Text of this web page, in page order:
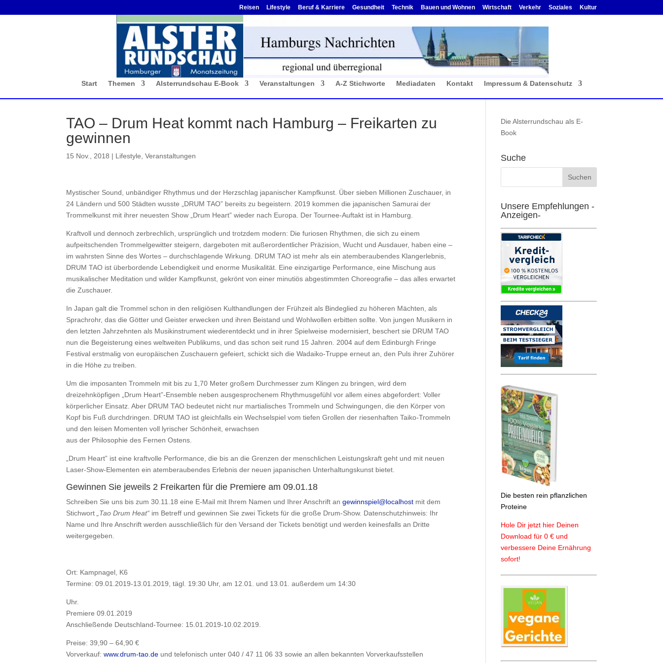
Reisen Lifestyle Beruf & Karriere Gesundheit Technik Bauen und Wohnen Wirtschaft Verkehr Soziales Kultur
Start Themen Alsterrundschau E-Book Veranstaltungen A-Z Stichworte Mediadaten Kontakt Impressum & Datenschutz
TAO – Drum Heat kommt nach Hamburg – Freikarten zu
gewinnen
15 Nov., 2018 | Lifestyle ,Veranstaltungen
Mystischer Sound, unbändiger Rhythmus und der Herzschlag japanischer Kampfkunst. Über sieben Millionen Zuschauer, in
24 Ländern und 500 Städten wusste „DRUM TAO” bereits zu begeistern. 2019 kommen die japanischen Samurai der
Trommelkunst mit ihrer neuesten Show „Drum Heart” wieder nach Europa. Der Tournee-Auftakt ist in Hamburg.
Kraftvoll und dennoch zerbrechlich, ursprünglich und trotzdem modern: Die furiosen Rhythmen, die sich zu einem
aufpeitschenden Trommelgewitter steigern, dargeboten mit außerordentlicher Präzision, Wucht und Ausdauer, haben eine –
im wahrsten Sinne des Wortes – durchschlagende Wirkung. DRUM TAO ist mehr als ein atemberaubendes Klangerlebnis,
DRUM TAO ist überbordende Lebendigkeit und enorme Musikalität. Eine einzigartige Performance, eine Mischung aus
musikalischer Meditation und wilder Kampfkunst, gekrönt von einer minutiös abgestimmten Choreografie – das alles erwartet
die Zuschauer.
In Japan galt die Trommel schon in den religiösen Kulthandlungen der Frühzeit als Bindeglied zu höheren Mächten, als
Sprachrohr, das die Götter und Geister erwecken und ihren Beistand und Wohlwollen erbitten sollte. Von jungen Musikern in
den letzten Jahrzehnten als Musikinstrument wiederentdeckt und in ihrer Spielweise modernisiert, beschert sie DRUM TAO
nun die Begeisterung eines weltweiten Publikums, und das schon seit rund 15 Jahren. 2004 auf dem Edinburgh Fringe
Festival erstmalig von europäischen Zuschauern gefeiert, schickt sich die Wadaiko-Truppe erneut an, den Puls ihrer Zuhörer
in die Höhe zu treiben.
Um die imposanten Trommeln mit bis zu 1,70 Meter großem Durchmesser zum Klingen zu bringen, wird dem
dreizehnköpfigen „Drum Heart”-Ensemble neben ausgesprochenem Rhythmusgefühl vor allem eines abgefordert: Voller
körperlicher Einsatz. Aber DRUM TAO bedeutet nicht nur martialisches Trommeln und Schwingungen, die den Körper von
Kopf bis Fuß durchdringen. DRUM TAO ist gleichfalls ein Wechselspiel vom tiefen Grollen der riesenhaften Taiko-Trommeln
und den leisen Momenten voll lyrischer Schönheit, erwachsen
aus der Philosophie des Fernen Ostens.
„Drum Heart” ist eine kraftvolle Performance, die bis an die Grenzen der menschlichen Leistungskraft geht und mit neuen
Laser-Show-Elementen ein atemberaubendes Erlebnis der neuen japanischen Unterhaltungskunst bietet.
Gewinnen Sie jeweils 2 Freikarten für die Premiere am 09.01.18
Schreiben Sie uns bis zum 30.11.18 eine E-Mail mit Ihrem Namen und Ihrer Anschrift angewinnspiel@localhost mit dem
Stichwort „Tao Drum Heat“ im Betreff und gewinnen Sie zwei Tickets für die große Drum-Show. Datenschutzhinweis: Ihr
Name und Ihre Anschrift werden ausschließlich für den Versand der Tickets benötigt und werden keinesfalls an Dritte
weitergegeben.
Ort: Kampnagel, K6
Termine: 09.01.2019-13.01.2019, tägl. 19:30 Uhr, am 12.01. und 13.01. außerdem um 14:30
Uhr.
Premiere 09.01.2019
Anschließende Deutschland-Tournee: 15.01.2019-10.02.2019.
Preise: 39,90 – 64,90 €
Vorverkauf:www.drum-tao.de und telefonisch unter 040 / 47 11 06 33 sowie an allen bekannten Vorverkaufsstellen
Die Alsterrundschau als E-
Book
Suche
Unsere Empfehlungen -
Anzeigen-
Die besten rein pflanzlichen
Proteine
Hole Dir jetzt hier Deinen
Download für 0 € und
verbessere Deine Ernährung
sofort!